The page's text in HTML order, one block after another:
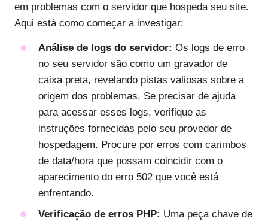
em problemas com o servidor que hospeda seu site.
Aqui está como começar a investigar:
Análise de logs do servidor: Os logs de erro
no seu servidor são como um gravador de
caixa preta, revelando pistas valiosas sobre a
origem dos problemas. Se precisar de ajuda
para acessar esses logs, verifique as
instruções fornecidas pelo seu provedor de
hospedagem. Procure por erros com carimbos
de data/hora que possam coincidir com o
aparecimento do erro 502 que você está
enfrentando.
Verificação de erros PHP: Uma peça chave de